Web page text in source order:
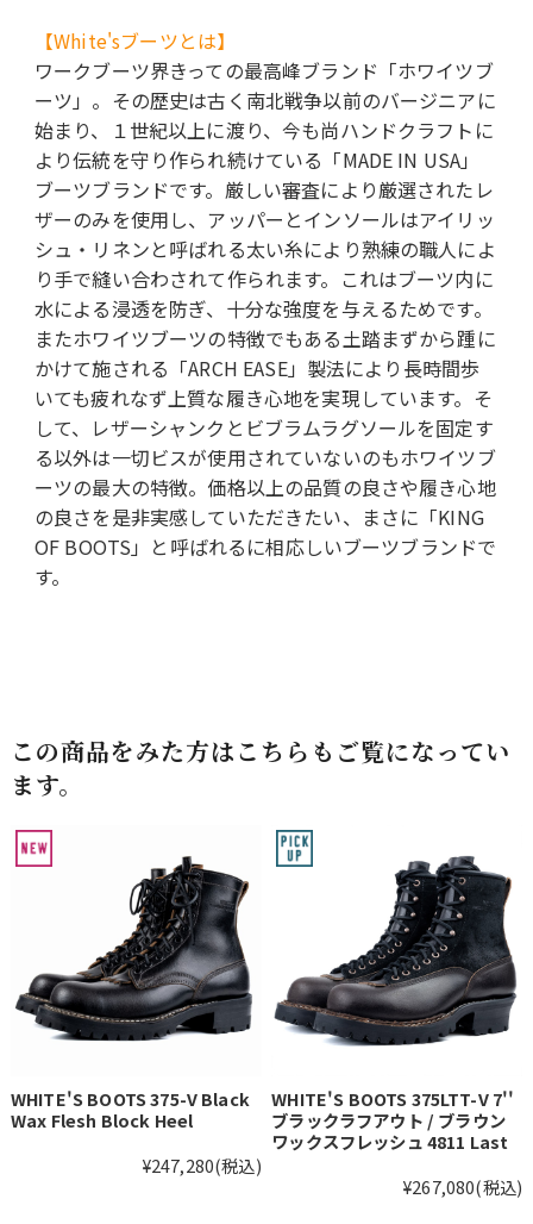
【White'sブーツとは】
ワークブーツ界きっての最高峰ブランド「ホワイツブ
ーツ」。その歴史は古く南北戦争以前のバージニアに
始まり、１世紀以上に渡り、今も尚ハンドクラフトに
より伝統を守り作られ続けている「MADE IN USA」
ブーツブランドです。厳しい審査により厳選されたレ
ザーのみを使用し、アッパーとインソールはアイリッ
シュ・リネンと呼ばれる太い糸により熟練の職人によ
り手で縫い合わされて作られます。これはブーツ内に
水による浸透を防ぎ、十分な強度を与えるためです。
またホワイツブーツの特徴でもある土踏まずから踵に
かけて施される「ARCH EASE」製法により長時間歩
いても疲れなず上質な履き心地を実現しています。そ
して、レザーシャンクとビブラムラグソールを固定す
る以外は一切ビスが使用されていないのもホワイツブ
ーツの最大の特徴。価格以上の品質の良さや履き心地
の良さを是非実感していただきたい、まさに「KING
OF BOOTS」と呼ばれるに相応しいブーツブランドで
す。
この商品をみた方はこちらもご覧になってい
ます。
WHITE'S BOOTS 375-V Black
Wax Flesh Block Heel
¥247,280(税込)
WHITE'S BOOTS 375LTT-V 7''
ブラックラフアウト / ブラウン
ワックスフレッシュ 4811 Last
¥267,080(税込)